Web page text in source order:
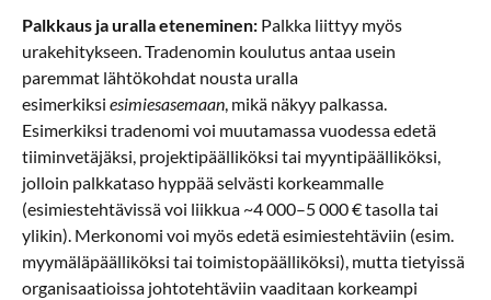
Palkkaus ja uralla eteneminen: Palkka liittyy myös
urakehitykseen. Tradenomin koulutus antaa usein
paremmat lähtökohdat nousta uralla
esimerkiksi esimiesasemaan, mikä näkyy palkassa.
Esimerkiksi tradenomi voi muutamassa vuodessa edetä
tiiminvetäjäksi, projektipäälliköksi tai myyntipäälliköksi,
jolloin palkkataso hyppää selvästi korkeammalle
(esimiestehtävissä voi liikkua ~4 000–5 000 € tasolla tai
ylikin). Merkonomi voi myös edetä esimiestehtäviin (esim.
myymäläpäälliköksi tai toimistopäälliköksi), mutta tietyissä
organisaatioissa johtotehtäviin vaaditaan korkeampi